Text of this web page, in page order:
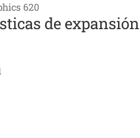
620
de expansión